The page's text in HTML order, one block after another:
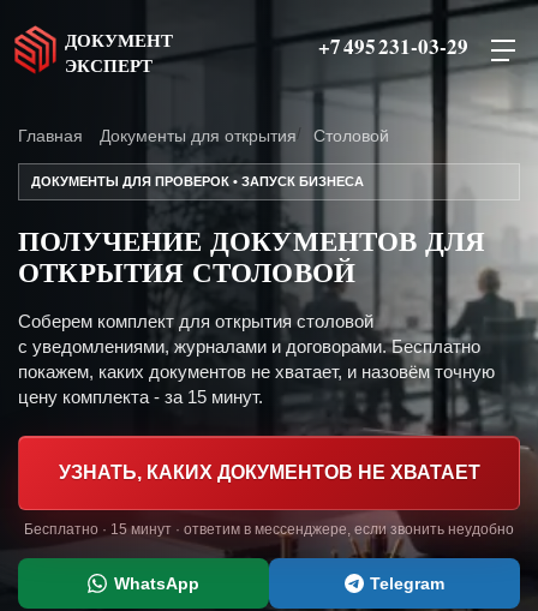
ДОКУМЕНТ
ЭКСПЕРТ
+7 495 231-03-29
Главная Документы для открытия Столовой
ДОКУМЕНТЫ ДЛЯ ПРОВЕРОК • ЗАПУСК БИЗНЕСА
ПОЛУЧЕНИЕ ДОКУМЕНТОВ ДЛЯ
ОТКРЫТИЯ СТОЛОВОЙ
Соберем комплект для открытия столовой
с уведомлениями, журналами и договорами. Бесплатно
покажем, каких документов не хватает, и назовём точную
цену комплекта - за 15 минут.
УЗНАТЬ, КАКИХ ДОКУМЕНТОВ НЕ ХВАТАЕТ
Бесплатно · 15 минут · ответим в мессенджере, если звонить неудобно
WhatsApp Telegram